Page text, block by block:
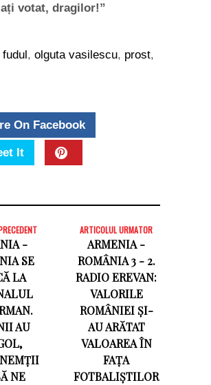
votat, dragilor!”
fudul , olguta vasilescu, prost,
On Facebook
It
-
SE
LA
AU
NE
ARTICOLUL URMATOR
ARMENIA -
ROMÂNIA 3 - 2.
RADIO EREVAN:
VALORILE
ROMÂNIEI ȘI-
AU ARĂTAT
VALOAREA ÎN
FAȚA
FOTBALIȘTILOR